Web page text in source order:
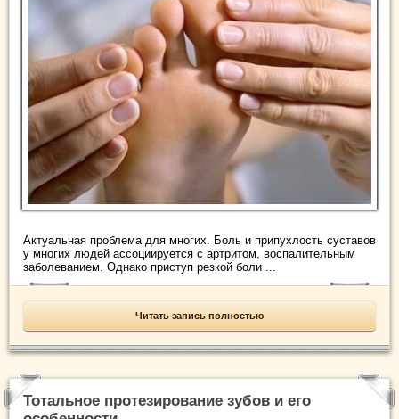
Актуальная проблема для многих. Боль и припухлость суставов
у многих людей ассоциируется с артритом, воспалительным
заболеванием. Однако приступ резкой боли ...
Читать запись полностью
Тотальное протезирование зубов и его